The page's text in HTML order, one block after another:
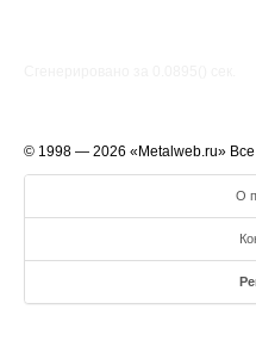
© 1998 — 2026 «Metalweb.ru»
О